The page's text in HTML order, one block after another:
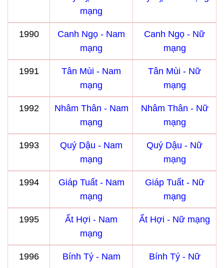
mạng
1990
Canh Ngọ - Nam
mạng
Canh Ngọ - Nữ
mạng
1991
Tân Mùi - Nam
mạng
Tân Mùi - Nữ
mạng
1992
Nhâm Thân - Nam
mạng
Nhâm Thân - Nữ
mạng
1993
Quý Dậu - Nam
mạng
Quý Dậu - Nữ
mạng
1994
Giáp Tuất - Nam
mạng
Giáp Tuất - Nữ
mạng
1995
Ất Hợi - Nam
mạng
Ất Hợi - Nữ mạng
1996
Bính Tý - Nam
Bính Tý - Nữ